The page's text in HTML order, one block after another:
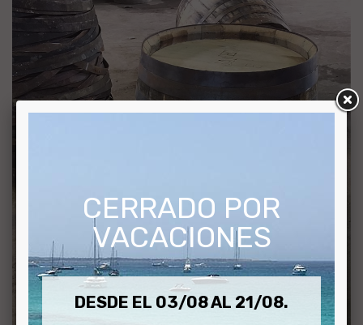
CERRADO POR
VACACIONES
DESDE EL 03/08 AL 21/08.